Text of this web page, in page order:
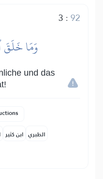
3 :92
وَمَا خَلَقَ
und das
ابن كثير الطبري